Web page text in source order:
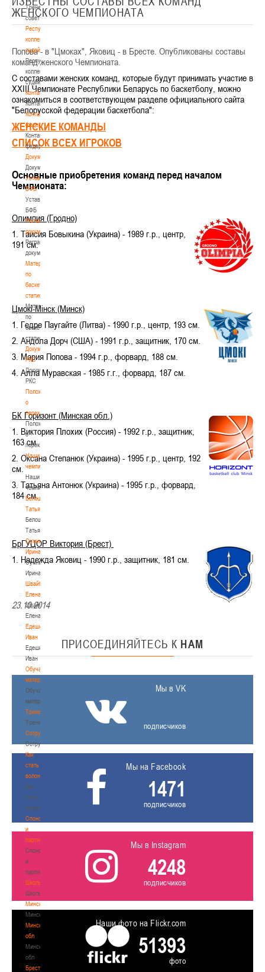
Тренерский
совет
Республиканская
коллегия
судей
Республиканская
коллегия
судей
Контакты
Контакты
Контакты
федерации
Контакты
федерации
Документы
Документы
Устав
БФБ
Устав
БФБ
Регламентирующие
документы
Регламентирующие
документы
Материалы
по
баскетбольной
статистике
Материалы
по
баскетбольной
статистике
Документы
РКС
Документы
РКС
Положение
о
переходах
Положение
о
переходах
Наши
чемпионы
Наши
чемпионы
Белошапко
Татьяна
Белошапко
Татьяна
Сумникова
Ирина
Сумникова
Ирина
Швайбович
Елена
Швайбович
Елена
Едешко
Иван
Едешко
Иван
Обучающие
материалы
Обучающие
материалы
Тренерам
Тренерам
Сотрудничество
Сотрудничество
Как
стать
волонтером
Как
стать
волонтером
Спонсоры
и
партнеры
Спонсоры
и
партнеры
Школы
Школы
Минск
Минск
Минская
обл
Минская
обл
Брестская
ЖЕНСКОГО ЧЕМПИОНАТА
Попова - в "Цмоках", Яковиц - в Бресте. Опубликованы составы
команд женского Чемпионата.
С составами женских команд, которые будут принимать участие в
XXIII Чемпионате Республики Беларусь по баскетболу, можно
ознакомиться в соответствующем разделе официального сайта
"Белорусской федерации баскетбола":
ЖЕНСКИЕ КОМАНДЫ
СПИСОК ВСЕХ ИГРОКОВ
Основные приобретения команд перед началом
Чемпионата:
Олимпия (Гродно)
1. Таисия Бовыкина (Украина) - 1989 г.р., центр
191 см.
Цмокi-Мiнск (Минск)
1. Гедре Паугайте (Литва) - 1990 г.р., центр, 193 см.
2. Андола Дорч (США) - 1991 г.р., защитник, 170 см.
3. Мария Попова - 1994 г.р., форвард, 188 см.
4. Алла Муравская - 1985 г.г., форвард, 187 см.
БК Горизонт (Минская обл.)
1. Виктория Плохих (Россия) - 1992 г.р., защитник,
163 см.
2. Оксана Степанюк (Украина) - 1995 г.р., центр, 192
см.
3. Татьяна Антонюк (Украина) - 1995 г.р., форвард,
184 см.
БрГУЦОР Виктория (Брест)
1. Надежда Яковиц - 1990 г.р., защитник, 181 см.
23.10.2014
ПРИСОЕДИНЯЙТЕСЬ К НАМ
Мы в VK
подписчиков
Мы на Facebook
1471
подписчиков
Мы в Instagram
4248
подписчиков
Наши фото на Flickr.com
51393
фото